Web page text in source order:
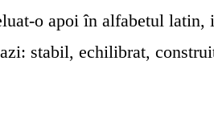
o apoi în alfabetul
stabil, echilibrat,